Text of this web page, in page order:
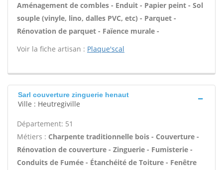
Aménagement de combles - Enduit - Papier peint - Sol
souple (vinyle, lino, dalles PVC, etc) - Parquet -
Rénovation de parquet - Faïence murale -
Voir la fiche artisan : Plaque'scal
Sarl couverture zinguerie henaut
Ville : Heutregiville
Département: 51
Métiers : Charpente traditionnelle bois - Couverture -
Rénovation de couverture - Zinguerie - Fumisterie -
Conduits de Fumée - Étanchéité de Toiture - Fenêtre